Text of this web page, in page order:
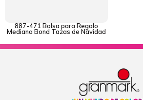
887-471 Bolsa para Regalo
Mediana Bond Tazas de Navidad